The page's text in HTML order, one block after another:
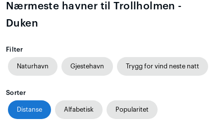
Nærmeste havner til Trollholmen -
Duken
Filter
Naturhavn Gjestehavn Trygg for vind neste natt
Sorter
Distanse Alfabetisk Popularitet